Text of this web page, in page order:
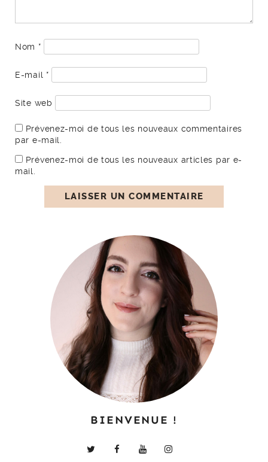
Nom *
E-mail *
Site web
Prévenez-moi de tous les nouveaux commentaires
par e-mail.
Prévenez-moi de tous les nouveaux articles par e-
mail.
BIENVENUE !